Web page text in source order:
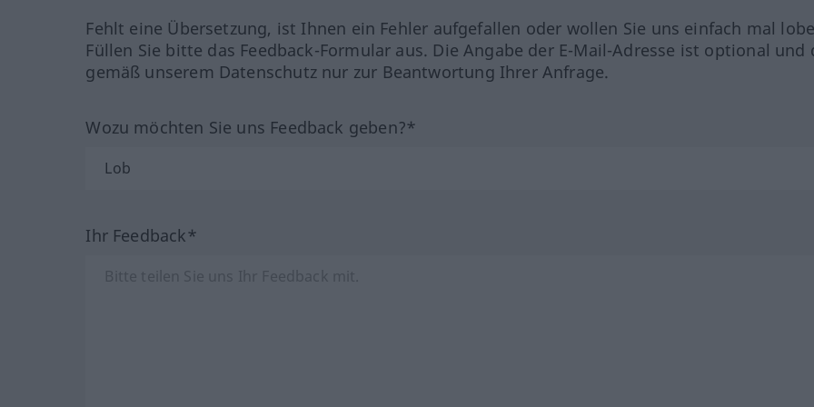
Fehlt eine Übersetzung, ist Ihnen ein Fehler aufgefallen oder wollen Sie uns einfach mal
Füllen Sie bitte das Feedback-Formular aus. Die Angabe der E-Mail-Adresse ist optional und
gemäß unserem Datenschutz nur zur Beantwortung Ihrer Anfrage.
Wozu möchten Sie uns Feedback geben?*
Ihr Feedback*